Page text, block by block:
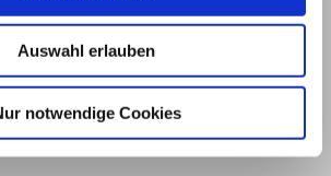
Auswahl erlauben
notwendige Cookies
und Nutzungsbedingungen
Privatsphäre
Barrierefreiheit